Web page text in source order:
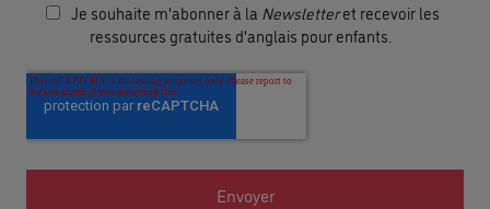
Je souhaite m'abonner à la Newsletteret recevoir les
ressources gratuites d'anglais pour enfants.